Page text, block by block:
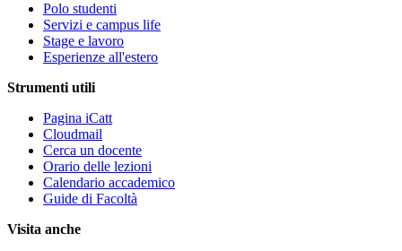
Polo studenti
Servizi e campus life
Stage e lavoro
Esperienze all'estero
Strumenti utili
Pagina iCatt
Cloudmail
Cerca un docente
Orario delle lezioni
Calendario accademico
Guide di Facoltà
Visita anche